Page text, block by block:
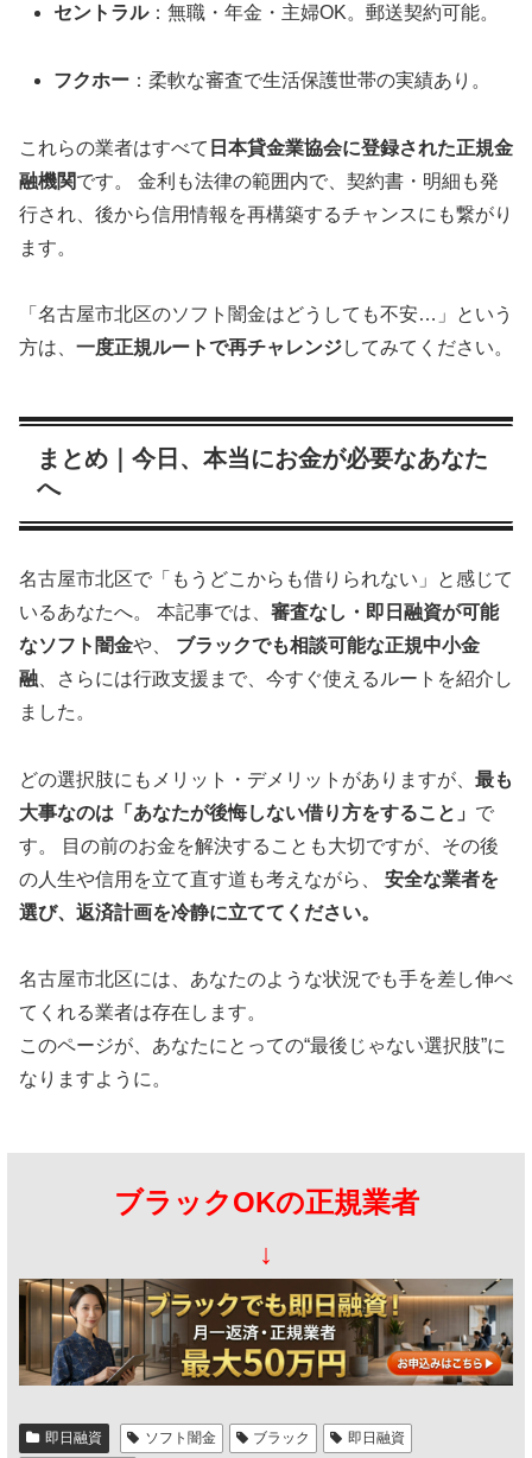
セントラル：無職・年金・主婦OK。郵送契約可能。
フクホー ：柔軟な審査で生活保護世帯の実績あり。
これらの業者はすべて 日本貸金業協会に登録された正規金
融機関です。 金利も法律の範囲内で、契約書・明細も発
行され、後から信用情報を再構築するチャンスにも繋がり
ます。
「名古屋市北区のソフト闇金はどうしても不安…」という
方は、 一度正規ルートで再チャレンジしてみてください。
まとめ｜今日、本当にお金が必要なあなた
へ
名古屋市北区で「もうどこからも借りられない」と感じて
いるあなたへ。 本記事では、 審査なし・即日融資が可能
なソフト闇金や、 ブラックでも相談可能な正規中小金
融 、さらには行政支援まで、今すぐ使えるルートを紹介し
ました。
どの選択肢にもメリット・デメリットがありますが、 最も
大事なのは「あなたが後悔しない借り方をすること」 で
す。 目の前のお金を解決することも大切ですが、その後
の人生や信用を立て直す道も考えながら、 安全な業者を
選び、返済計画を冷静に立ててください。
名古屋市北区には、あなたのような状況でも手を差し伸べ
てくれる業者は存在します。
このページが、あなたにとっての“最後じゃない選択肢”に
なりますように。
ブラックOKの正規業者
↓
即日融資 ソフト闇金 ブラック
即日融資